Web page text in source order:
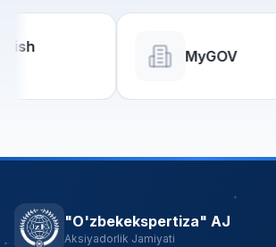
MyGOV
"O'zbekekspertiza" AJ
Aksiyadorlik Jamiyati